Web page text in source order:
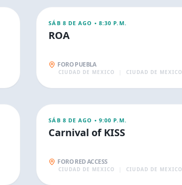
CONCIERTOS
SÁB 8 DE AGO • 8:30 P.M.
ROA
FORO PUEBLA
CIUDAD DE MEXICO CIUDAD DE MEXICO
CONCIERTOS
SÁB 8 DE AGO • 9:00 P.M.
Carnival of KISS
FORO RED ACCESS
CIUDAD DE MEXICO CIUDAD DE MEXICO